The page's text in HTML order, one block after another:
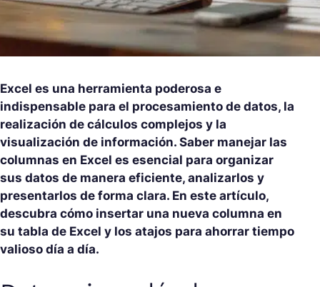
Excel es una herramienta poderosa e
indispensable para el procesamiento de datos, la
realización de cálculos complejos y la
visualización de información. Saber manejar las
columnas en Excel es esencial para organizar
sus datos de manera eficiente, analizarlos y
presentarlos de forma clara. En este artículo,
descubra cómo insertar una nueva columna en
su tabla de Excel y los atajos para ahorrar tiempo
valioso día a día.